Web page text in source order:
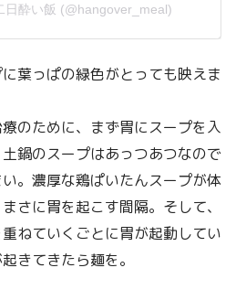
日酔い飯 (@hangover_meal)
葉っぱの緑色がとっても映えま
のために、まず胃にスープを入
鍋のスープはあっつあつなので
。濃厚な鶏ぱいたんスープが体
さに胃を起こす間隔。そして、
ねていくごとに胃が起動してい
きてきたら麺を。